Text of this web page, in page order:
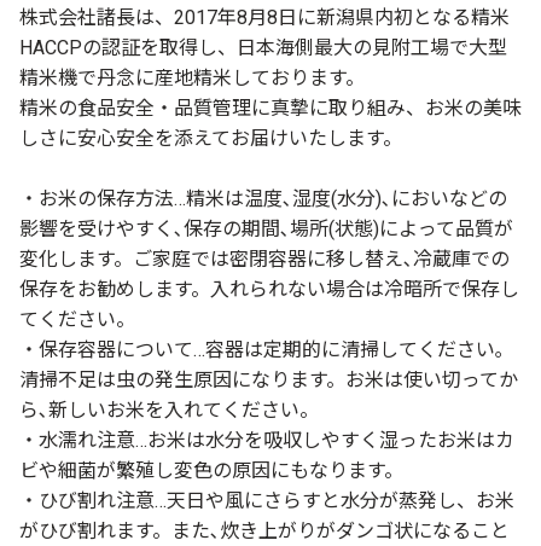
株式会社諸長は、2017年8月8日に新潟県内初となる精米
HACCPの認証を取得し、日本海側最大の見附工場で大型
精米機で丹念に産地精米しております。
精米の食品安全・品質管理に真摯に取り組み、お米の美味
しさに安心安全を添えてお届けいたします。
・お米の保存方法…精米は温度､湿度(水分)､においなどの
影響を受けやすく､保存の期間､場所(状態)によって品質が
変化します。ご家庭では密閉容器に移し替え､冷蔵庫での
保存をお勧めします。入れられない場合は冷暗所で保存し
てください。
・保存容器について…容器は定期的に清掃してください｡
清掃不足は虫の発生原因になります。お米は使い切ってか
ら､新しいお米を入れてください。
・水濡れ注意…お米は水分を吸収しやすく湿ったお米はカ
ビや細菌が繁殖し変色の原因にもなります。
・ひび割れ注意…天日や風にさらすと水分が蒸発し、お米
がひび割れます。また､炊き上がりがダンゴ状になること